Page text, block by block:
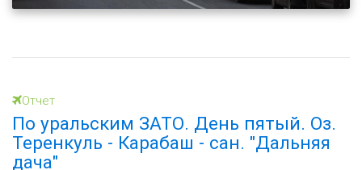
Отчет
По уральским ЗАТО. День пятый. Оз.
Теренкуль - Карабаш - сан. "Дальняя
дача"